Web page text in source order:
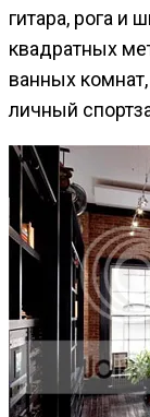
гитара, рога и
квадратных
ванных
личный